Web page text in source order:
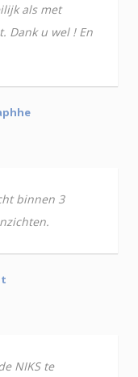
als met
Dank u wel ! En
binnen 3
NIKS te